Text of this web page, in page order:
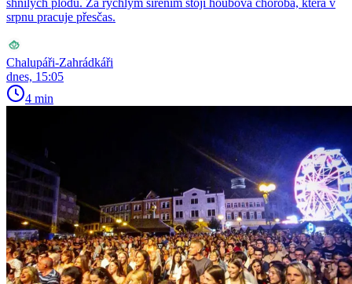
shnilých plodů. Za rychlým šířením stojí houbová choroba, která v
srpnu pracuje přesčas.
Chalupáři-Zahrádkáři
dnes, 15:05
4 min